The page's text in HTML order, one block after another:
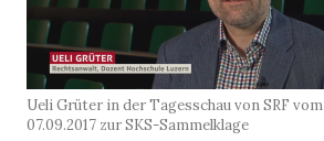
Ueli Grüter in der Tagesschau von SRF vom
07.09.2017 zur SKS-Sammelklage